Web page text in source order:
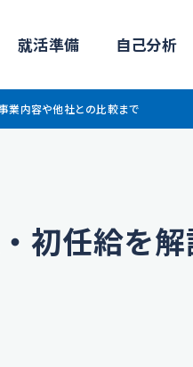
就活準備 自己分析
業内容や他社との比較まで
初任給を